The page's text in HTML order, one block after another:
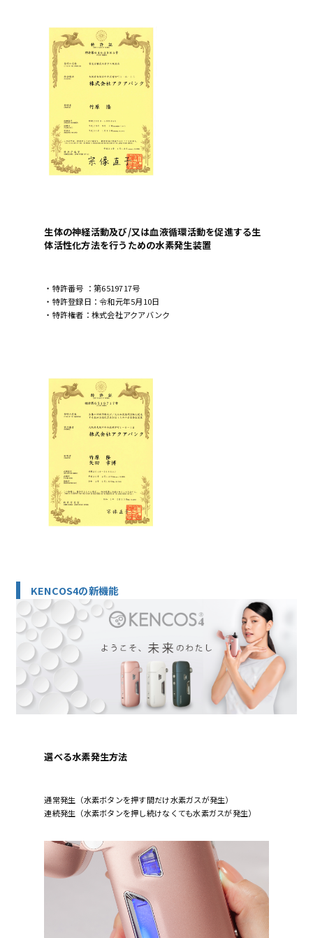
生体の神経活動及び/又は血液循環活動を促進する生
体活性化方法を行うための水素発生装置
・特許番号 ：第6519717号
・特許登録日：令和元年5月10日
・特許権者：株式会社アクアバンク
KENCOS4の新機能
選べる水素発生方法
通常発生（水素ボタンを押す間だけ水素ガスが発生）
連続発生（水素ボタンを押し続けなくても水素ガスが発生）